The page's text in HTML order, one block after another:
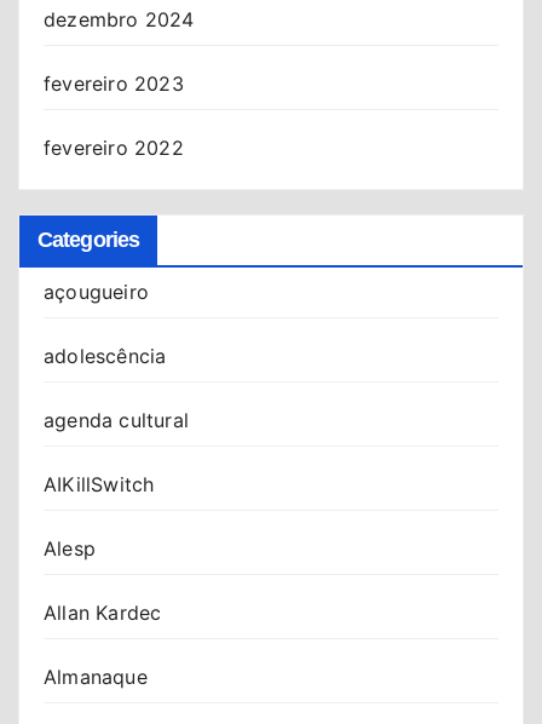
dezembro 2024
fevereiro 2023
fevereiro 2022
Categories
açougueiro
adolescência
agenda cultural
AIKillSwitch
Alesp
Allan Kardec
Almanaque